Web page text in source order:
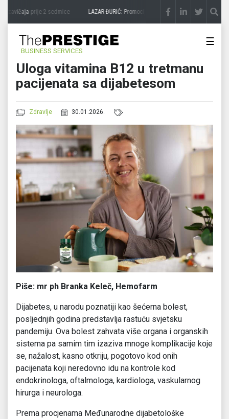
zavičajaprije 2 sedmice LAZAR ĐURIĆ: Promocija potencijal pretvara u destinaciju
BUSINESS SERVICES
☰
Uloga vitamina B12 u tretmanu
pacijenata sa dijabetesom
Zdravlje 30.01.2026.
Piše: mr ph Branka Keleč, Hemofarm
Dijabetes, u narodu poznatiji kao šećerna bolest,
posljednjih godina predstavlja rastuću svjetsku
pandemiju. Ova bolest zahvata više organa i organskih
sistema pa samim tim izaziva mnoge komplikacije koje
se, nažalost, kasno otkriju, pogotovo kod onih
pacijenata koji neredovno idu na kontrole kod
endokrinologa, oftalmologa, kardiologa, vaskularnog
hirurga i neurologa.
Prema procjenama Međunarodne dijabetološke